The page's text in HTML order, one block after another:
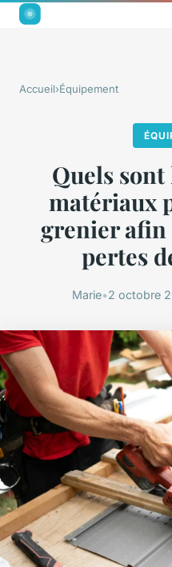
Accueil›Équipement
Quels
matériaux
grenier afin
pertes
Marie•2 octobre